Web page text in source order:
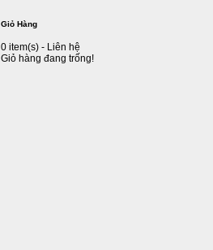
Giỏ Hàng
0 item(s) - Liên hệ
Giỏ hàng đang trống!